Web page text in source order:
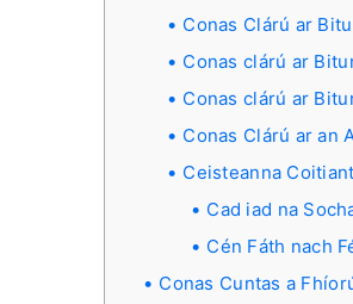
Conas Clárú ar
Conas clárú ar
Conas clárú ar
Conas Clárú ar an
Ceisteanna
Cad iad na
Cén Fáth nach
Conas Cuntas a